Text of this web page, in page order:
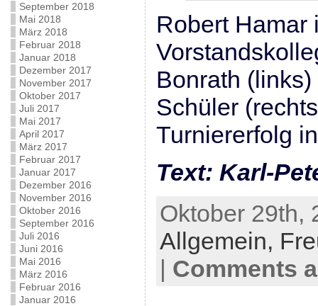
September 2018
Mai 2018
März 2018
Februar 2018
Januar 2018
Dezember 2017
November 2017
Oktober 2017
Juli 2017
Mai 2017
April 2017
März 2017
Februar 2017
Januar 2017
Dezember 2016
November 2016
Oktober 2016
September 2016
Juli 2016
Juni 2016
Mai 2016
März 2016
Februar 2016
Januar 2016
Robert Hamar
Bonrath
Schüler
Turniererfolg
Text: Karl-
Oktober 29th,
Allgemein,
| Comments